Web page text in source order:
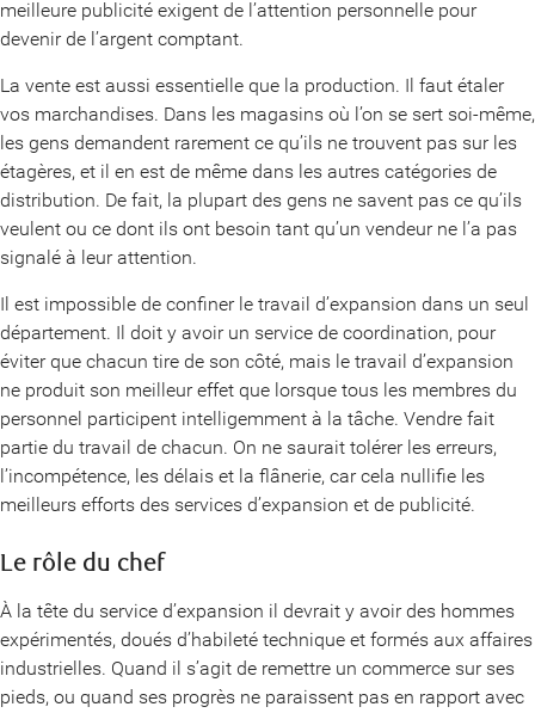
meilleure publicité exigent de l’attention personnelle pour
devenir de l’argent comptant.
La vente est aussi essentielle que la production. Il faut étaler
vos marchandises. Dans les magasins où l’on se sert soi-même,
les gens demandent rarement ce qu’ils ne trouvent pas sur les
étagères, et il en est de même dans les autres catégories de
distribution. De fait, la plupart des gens ne savent pas ce qu’ils
veulent ou ce dont ils ont besoin tant qu’un vendeur ne l’a pas
signalé à leur attention.
Il est impossible de confiner le travail d’expansion dans un seul
département. Il doit y avoir un service de coordination, pour
éviter que chacun tire de son côté, mais le travail d’expansion
ne produit son meilleur effet que lorsque tous les membres du
personnel participent intelligemment à la tâche. Vendre fait
partie du travail de chacun. On ne saurait tolérer les erreurs,
l’incompétence, les délais et la flânerie, car cela nullifie les
meilleurs efforts des services d’expansion et de publicité.
Le rôle du chef
À la tête du service d’expansion il devrait y avoir des hommes
expérimentés, doués d’habileté technique et formés aux affaires
industrielles. Quand il s’agit de remettre un commerce sur ses
pieds, ou quand ses progrès ne paraissent pas en rapport avec